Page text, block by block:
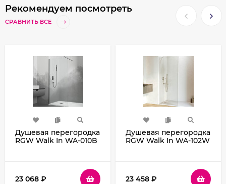
Рекомендуем посмотреть
СРАВНИТЬ ВСЕ
Душевая перегородка
RGW Walk In WA-010B
23 068 ₽
Душевая перегородка
RGW Walk In WA-102W
23 458 ₽